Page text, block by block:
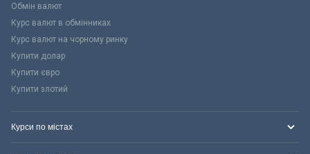
Обмін валют
Курс валют в обмінниках
Курс валют на чорному ринку
Купити долар
Купити євро
Купити злотий
Курси по містах